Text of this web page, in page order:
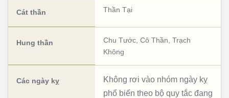
Cát thần Thần Tại
Hung thần Chu Tước Cô Thần Trạch
Không
Các ngày kỵ
Không rơi vào nhóm ngày kỵ
phổ biến theo bộ quy tắc đang